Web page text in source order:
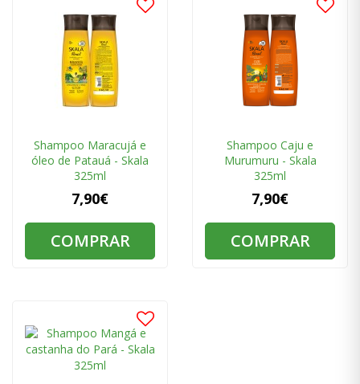
Shampoo Maracujá e
óleo de Patauá - Skala
325ml
7,90€
COMPRAR
Shampoo Caju e
Murumuru - Skala
325ml
7,90€
COMPRAR